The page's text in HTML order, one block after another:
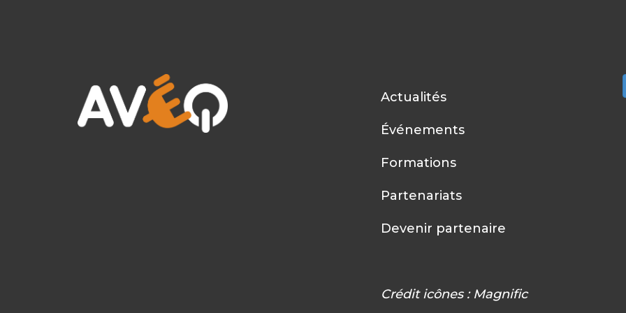
Actualités
Événements
Formations
Partenariats
Devenir partenaire
Crédit icônes : Magnific